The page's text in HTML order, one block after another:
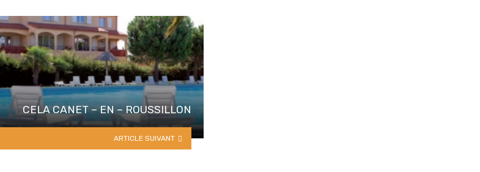
CELA CANET – EN – ROUSSILLON
ARTICLE SUIVANT